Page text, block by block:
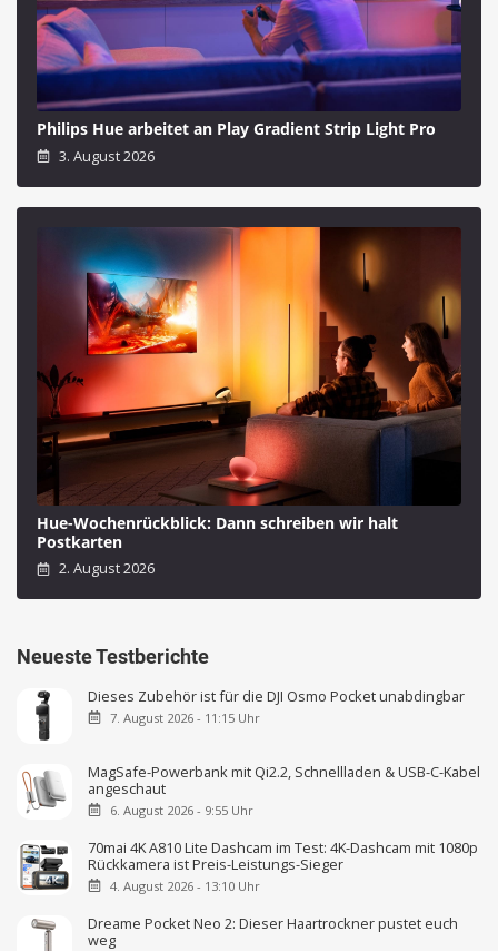
Philips Hue arbeitet an Play Gradient Strip Light Pro
3. August 2026
Hue-Wochenrückblick: Dann schreiben wir halt
Postkarten
2. August 2026
Neueste Testberichte
Dieses Zubehör ist für die DJI Osmo Pocket unabdingbar
7. August 2026 - 11:15 Uhr
MagSafe-Powerbank mit Qi2.2, Schnellladen & USB-C-Kabel
angeschaut
6. August 2026 - 9:55 Uhr
70mai 4K A810 Lite Dashcam im Test: 4K-Dashcam mit 1080p
Rückkamera ist Preis-Leistungs-Sieger
4. August 2026 - 13:10 Uhr
Dreame Pocket Neo 2: Dieser Haartrockner pustet euch
weg